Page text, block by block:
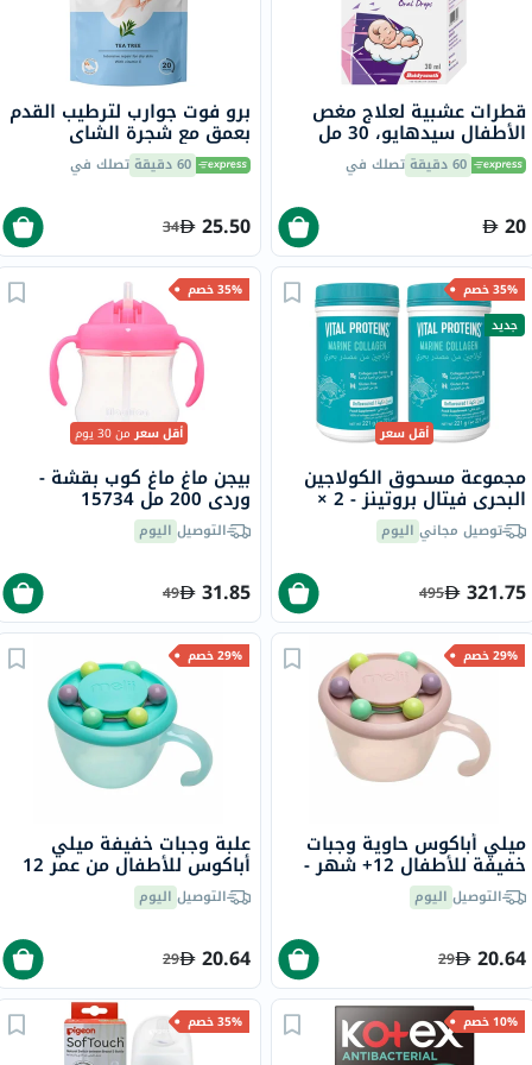
قطرات عشبية لعلاج مغص
الأطفال سيدهايو، 30 مل
60 دقيقة تصلك في
20
برو فوت جوارب لترطيب القدم
بعمق مع شجرة الشاي
وفيتامين E لإصلاح البشرة
الجافة،حزمه من زوج واحد
60 دقيقة تصلك في
25.50
34
35% خصم
جديد
أقل سعر
مجموعة مسحوق الكولاجين
البحري فيتال بروتينز - 2 ×
221 جرامتوصيل مجاني اليوم
321.75
495
35% خصم
أقل سعرمن 30 يوم
بيجن ماغ ماغ كوب بقشة -
وردي 200 مل 15734
التوصيل اليوم
31.85
49
29% خصم
ميلي أباكوس حاوية وجبات
خفيفة للأطفال 12+ شهر -
وردي 200 جرامالتوصيل اليوم
20.64
29
29% خصم
علبة وجبات خفيفة ميلي
أباكوس للأطفال من عمر 12
شهرًا فما فوق - لون فيروزي،
200 جرامالتوصيل اليوم
20.64
29
10% خصم 35% خصم